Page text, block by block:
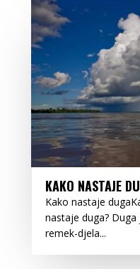
KAKO NASTAJE
Kako nastaje
nastaje duga?
remek-djela...